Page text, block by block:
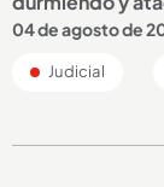
04 de agosto de
Judicial